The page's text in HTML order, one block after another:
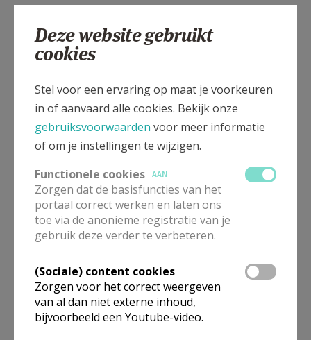
Deze website gebruikt
cookies
Stel voor een ervaring op maat je voorkeuren
in of aanvaard alle cookies. Bekijk onze
gebruiksvoorwaarden voor meer informatie
of om je instellingen te wijzigen.
Functionele cookies
AAN
Zorgen dat de basisfuncties van het
portaal correct werken en laten ons
toe via de anonieme registratie van je
gebruik deze verder te verbeteren.
(Sociale) content cookies
Zorgen voor het correct weergeven
van al dan niet externe inhoud,
bijvoorbeeld een Youtube-video.